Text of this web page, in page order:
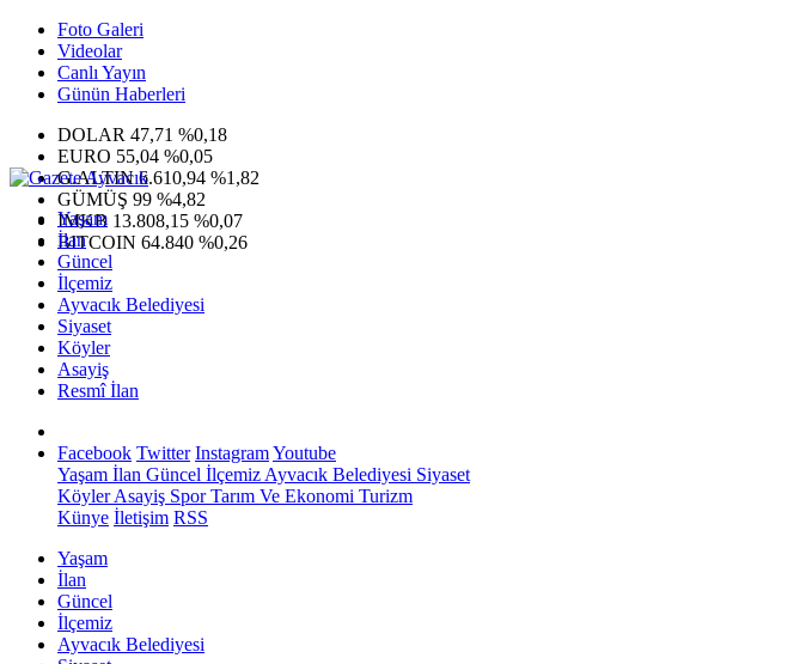
Foto Galeri
Videolar
Canlı Yayın
Günün Haberleri
DOLAR 47,71 %0,18
EURO 55,04 %0,05
G.ALTIN6.610,94 %1,82
GÜMÜŞ 99 %4,82
IMKB 13.808,15 %0,07
BITCOIN 64.840 %0,26
Yaşam
İlan
Güncel
İlçemiz
Ayvacık Belediyesi
Siyaset
Köyler
Asayiş
Resmî İlan
Facebook Twitter InstagramYoutube
Yaşam İlan Güncel İlçemiz Ayvacık Belediyesi Siyaset
KöylerAsayiş SporTarım Ve Ekonomi Turizm
Künye İletişim RSS
Yaşam
İlan
Güncel
İlçemiz
Ayvacık Belediyesi